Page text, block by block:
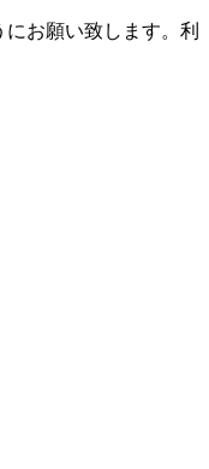
お願い致します。利